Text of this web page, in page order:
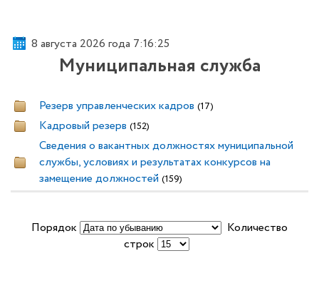
8 августа 2026 года 7:16:25
Муниципальная служба
Резерв управленческих кадров (17)
Кадровый резерв (152)
Сведения о вакантных должностях муниципальной
службы, условиях и результатах конкурсов на
замещение должностей (159)
Порядок
Количество
строк